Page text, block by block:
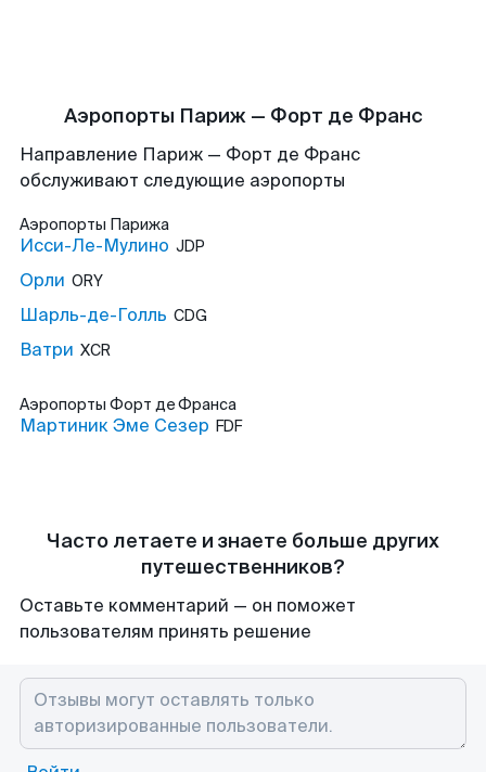
Аэропорты Париж — Форт де Франс
Направление Париж — Форт де Франс
обслуживают следующие аэропорты
Аэропорты Парижа
Исси-Ле-Мулино JDP
Орли ORY
Шарль-де-Голль CDG
Ватри XCR
Аэропорты Форт де Франса
Мартиник Эме Сезер FDF
Часто летаете и знаете больше других
путешественников?
Оставьте комментарий — он поможет
пользователям принять решение